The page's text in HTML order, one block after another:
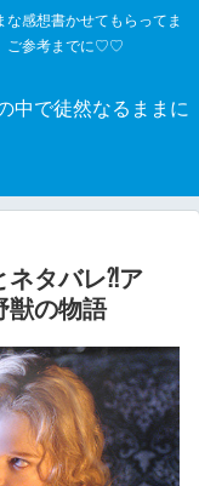
感想書かせてもらってま
ご参考までに♡♡
中で徒然なるままに
ネタバレ⁈ア
獣の物語